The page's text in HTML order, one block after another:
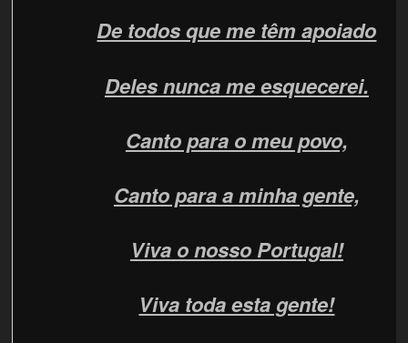
De todos que me têm apoiado
Deles nunca me esquecerei.
Canto para o meu povo,
Canto para a minha gente,
Viva o nosso Portugal!
Viva toda esta gente!